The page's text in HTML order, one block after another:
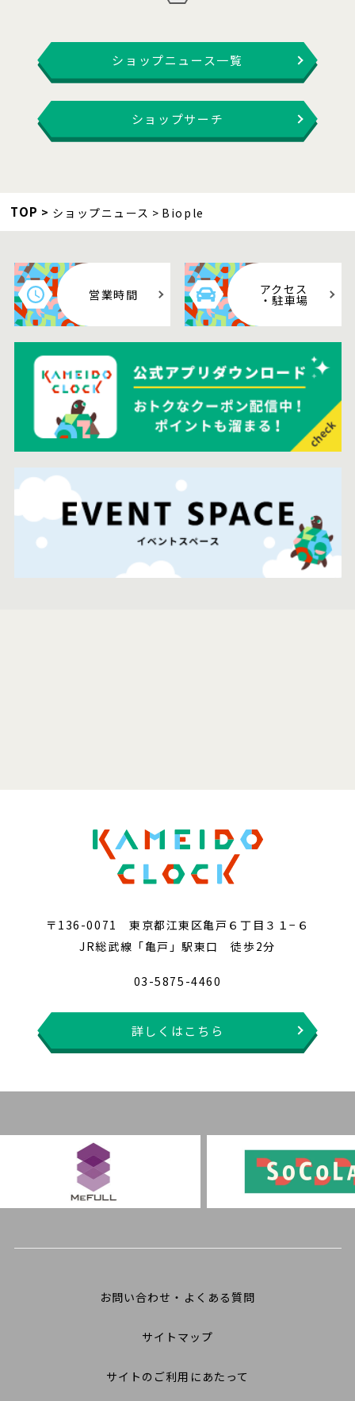
ショップニュース一覧
ショップサーチ
TOP ショップニュース Biople
営業時間 アクセス
・駐車場
〒136-0071 東京都江東区亀戸６丁目３１−６
JR総武線「亀戸」駅東口 徒歩2分
03-5875-4460
詳しくはこちら
お問い合わせ・よくある質問
サイトマップ
サイトのご利用にあたって